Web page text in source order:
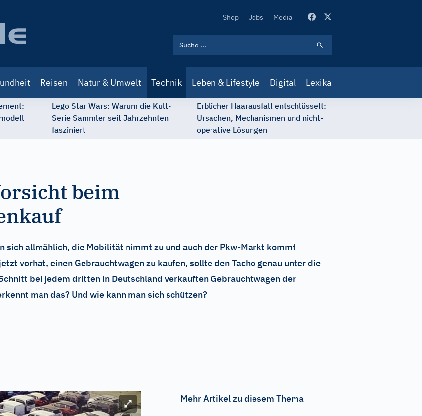
Secondary
Shop Jobs Media
Reisen Natur & Umwelt Technik Leben & Lifestyle Digital Lexika
Lego Star Wars: Warum die Kult-
Serie Sammler seit Jahrzehnten
fasziniert
Erblicher Haarausfall entschlüsselt:
Ursachen, Mechanismen und nicht-
operative Lösungen
beim
sich allmählich, die Mobilität nimmt zu und auch der Pkw-Markt kommt
vorhat, einen Gebrauchtwagen zu kaufen, sollte den Tacho genau unter die
bei jedem dritten in Deutschland verkauften Gebrauchtwagen der
man das? Und wie kann man sich schützen?
Bild vergrößern
Mehr Artikel zu diesem Thema